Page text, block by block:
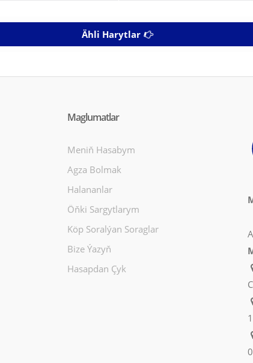
Ähli Harytlar
Maglumatlar
Meniň Hasabym
Agza Bolmak
Halananlar
Öňki Sargytlarym
Köp Soralýan Soraglar
Bize Ýazyň
Hasapdan Çyk